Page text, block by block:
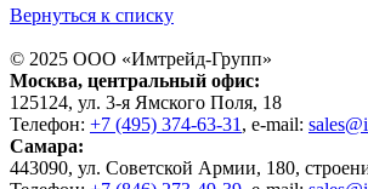
Вернуться к списку
© 2025 ООО «Имтрейд-Групп»
Москва, центральный офис:
125124, ул. 3-я Ямского Поля, 18
Телефон: +7 (495) 374-63-31 , e-mail:
Самара:
443090, ул. Советской Армии, 180,